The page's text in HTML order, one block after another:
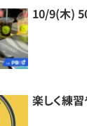
10/9(木)
楽しく練